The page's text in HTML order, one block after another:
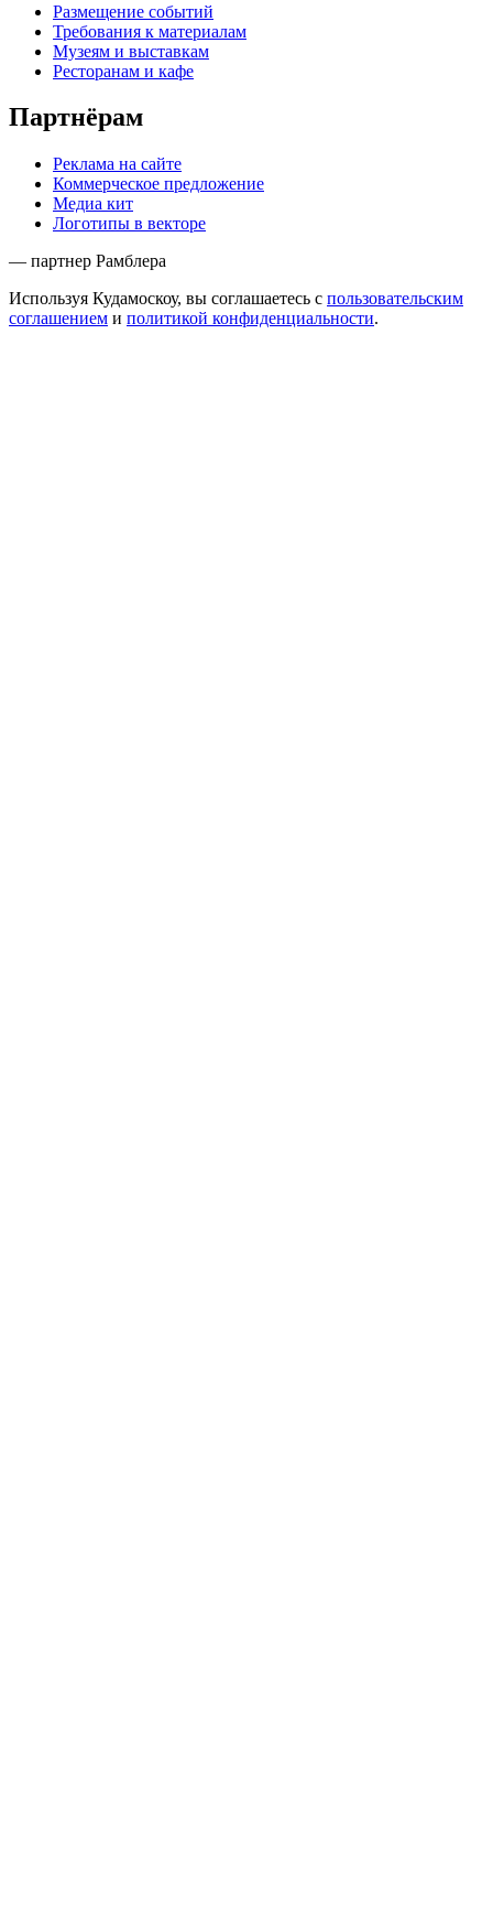
Размещение событий
Требования к материалам
Музеям и выставкам
Ресторанам и кафе
Партнёрам
Реклама на сайте
Коммерческое предложение
Медиа кит
Логотипы в векторе
— партнер Рамблера
Используя Кудамоскоу, вы соглашаетесь с пользовательским
соглашением и политикой конфиденциальности.